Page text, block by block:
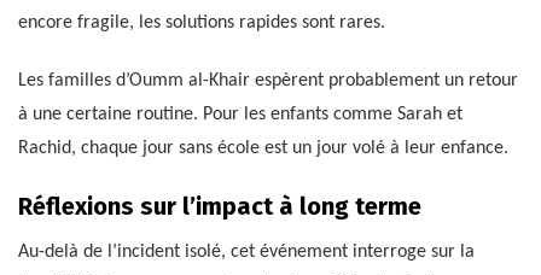
encore fragile, les solutions rapides sont rares.
Les familles d’Oumm al-Khair espèrent probablement un retour
à une certaine routine. Pour les enfants comme Sarah et
Rachid, chaque jour sans école est un jour volé à leur enfance.
Réflexions sur l’impact à long terme
Au-delà de l’incident isolé, cet événement interroge sur la